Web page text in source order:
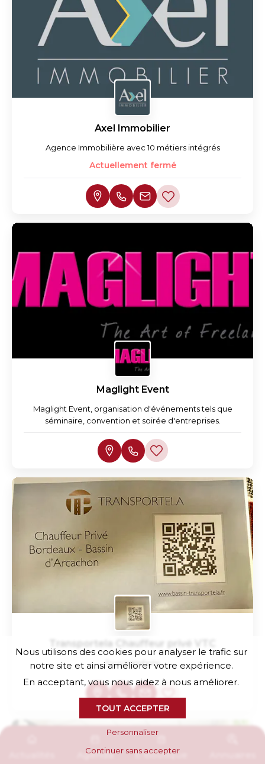
Axel Immobilier
Agence Immobilière avec 10 métiers intégrés
Actuellement fermé
Maglight Event
Maglight Event, organisation d'événements tels que
séminaire, convention et soirée d'entreprises.
Transportela Chauffeur privé VTC
Tous transferts
Agenda E-boutique
Nous utilisons des cookies pour analyser le trafic sur
notre site et ainsi améliorer votre expérience.
En acceptant, vous nous aidez à nous améliorer.
TOUT ACCEPTER
Personnaliser
Continuer sans accepter